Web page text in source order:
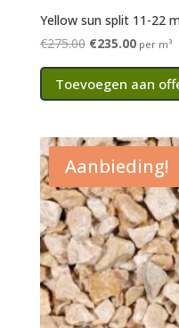
Yellow sun split 11-22
€275.00 Oorspronkelijke
prijs
was:
€275.00.
€235.00Huidige
prijs
is:
per m³
Toevoegen aan
Aanbieding!